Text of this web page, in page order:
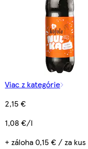
Viac z kategórie
2,15 €
1,08 €/l
+ záloha 0,15 € / za kus